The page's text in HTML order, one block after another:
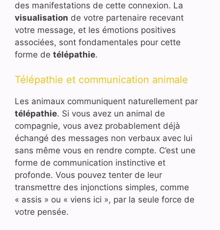
des manifestations de cette connexion. La
visualisation de votre partenaire recevant
votre message, et les émotions positives
associées, sont fondamentales pour cette
forme de télépathie.
Télépathie et communication animale
Les animaux communiquent naturellement par
télépathie. Si vous avez un animal de
compagnie, vous avez probablement déjà
échangé des messages non verbaux avec lui
sans même vous en rendre compte. C’est une
forme de communication instinctive et
profonde. Vous pouvez tenter de leur
transmettre des injonctions simples, comme
« assis » ou « viens ici », par la seule force de
votre pensée.